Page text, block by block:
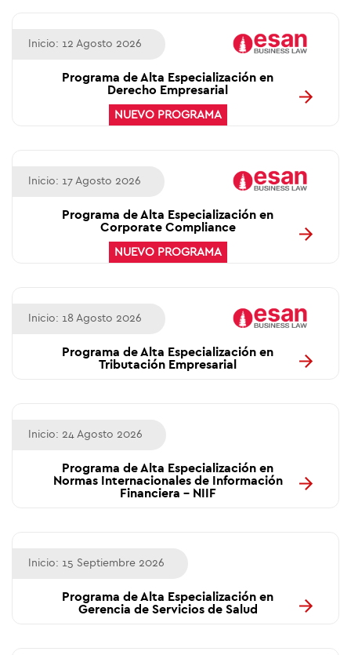
Inicio: 12 Agosto 2026
Programa de Alta Especialización en
Derecho Empresarial
NUEVO PROGRAMA
Inicio: 17 Agosto 2026
Programa de Alta Especialización en
Corporate Compliance
NUEVO PROGRAMA
Inicio: 18 Agosto 2026
Programa de Alta Especialización en
Tributación Empresarial
Inicio: 24 Agosto 2026
Programa de Alta Especialización en
Normas Internacionales de Información
Financiera - NIIF
Inicio: 15 Septiembre 2026
Programa de Alta Especialización en
Gerencia de Servicios de Salud